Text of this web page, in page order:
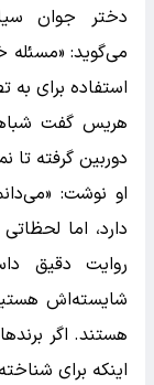
دختر جوان
می‌گوید: «مسئله
استفاده برای
هریس گفت
دوربین گرفته تا
او نوشت:
دارد، اما
روایت دقیق
شایسته‌اش
هستند. اگر
اینکه برای